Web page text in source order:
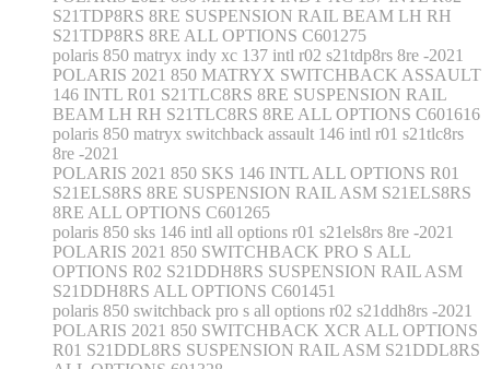
S21TDP8RS 8RE SUSPENSION RAIL BEAM LH RH
S21TDP8RS 8RE ALL OPTIONS C601275
polaris 850 matryx indy xc 137 intl r02 s21tdp8rs 8re -2021
POLARIS 2021 850 MATRYX SWITCHBACK ASSAULT
146 INTL R01 S21TLC8RS 8RE SUSPENSION RAIL
BEAM LH RH S21TLC8RS 8RE ALL OPTIONS C601616
polaris 850 matryx switchback assault 146 intl r01 s21tlc8rs
8re -2021
POLARIS 2021 850 SKS 146 INTL ALL OPTIONS R01
S21ELS8RS 8RE SUSPENSION RAIL ASM S21ELS8RS
8RE ALL OPTIONS C601265
polaris 850 sks 146 intl all options r01 s21els8rs 8re -2021
POLARIS 2021 850 SWITCHBACK PRO S ALL
OPTIONS R02 S21DDH8RS SUSPENSION RAIL ASM
S21DDH8RS ALL OPTIONS C601451
polaris 850 switchback pro s all options r02 s21ddh8rs -2021
POLARIS 2021 850 SWITCHBACK XCR ALL OPTIONS
R01 S21DDL8RS SUSPENSION RAIL ASM S21DDL8RS